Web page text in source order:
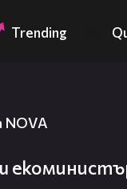
Trending
NOVA